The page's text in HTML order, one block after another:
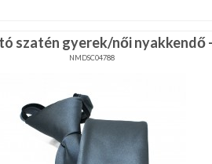
szatén gyerek/női nyakkendő
NMDSC04788